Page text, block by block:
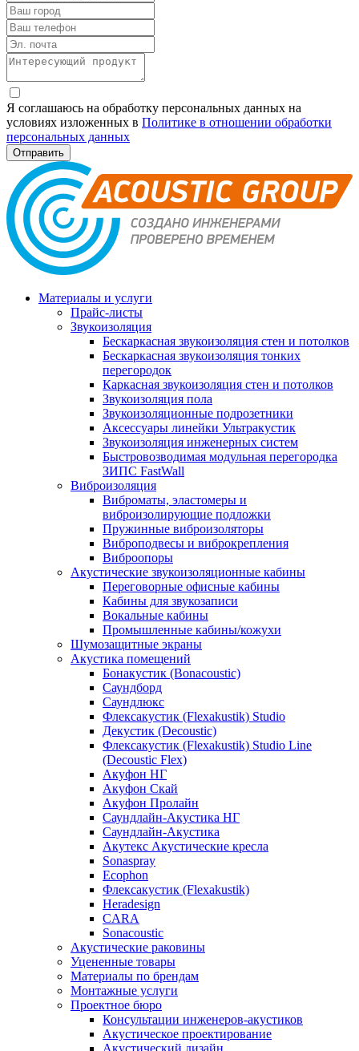
Я соглашаюсь на обработку персональных данных на
условиях изложенных в Политике в отношении обработки
персональных данных
Материалы и услуги
Прайс-листы
Звукоизоляция
Бескаркасная звукоизоляция стен и потолков
Бескаркасная звукоизоляция тонких
перегородок
Каркасная звукоизоляция стен и потолков
Звукоизоляция пола
Звукоизоляционные подрозетники
Аксессуары линейки Ультракустик
Звукоизоляция инженерных систем
Быстровозводимая модульная перегородка
ЗИПС FastWall
Виброизоляция
Виброматы, эластомеры и
виброизолирующие подложки
Пружинные виброизоляторы
Виброподвесы и виброкрепления
Виброопоры
Акустические звукоизоляционные кабины
Переговорные офисные кабины
Кабины для звукозаписи
Вокальные кабины
Промышленные кабины/кожухи
Шумозащитные экраны
Акустика помещений
Бонакустик (Bonacoustic)
Саундборд
Саундлюкс
Флексакустик (Flexakustik) Studio
Декустик (Decoustic)
Флексакустик (Flexakustik) Studio Line
(Decoustic Flex)
Акуфон НГ
Акуфон Скай
Акуфон Пролайн
Саундлайн-Акустика НГ
Саундлайн-Акустика
Акутекс Акустические кресла
Sonaspray
Ecophon
Флексакустик (Flexakustik)
Heradesign
CARA
Sonacoustic
Акустические раковины
Уцененные товары
Материалы по брендам
Монтажные услуги
Проектное бюро
Консультации инженеров-акустиков
Акустическое проектирование
Акустический дизайн